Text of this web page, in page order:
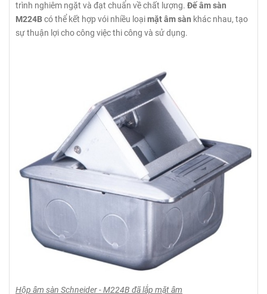
trình nghiêm ngặt và đạt chuẩn về chất lượng. Đế âm sàn
M224Bcó thể kết hợp vói nhiều loạimặt âm sàn khác nhau, tạo
sự thuận lợi cho công việc thi công và sử dụng.
Hộp âm sàn Schneider - M224B đã lắp mặt âm